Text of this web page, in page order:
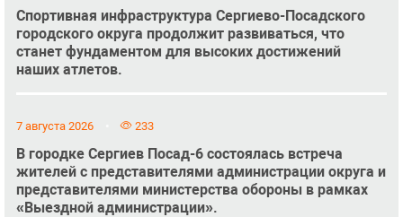
Спортивная инфраструктура Сергиево-Посадского
городского округа продолжит развиваться, что
станет фундаментом для высоких достижений
наших атлетов.
7 августа 2026 233
В городке Сергиев Посад-6 состоялась встреча
жителей с представителями администрации округа и
представителями министерства обороны в рамках
«Выездной администрации».